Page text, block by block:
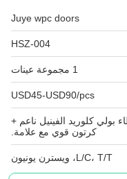
Juye wpc doors
HSZ-004
1 مجموعة عينات
USD45-USD90/pcs
بولي كلوريد الفينيل ناعم +
كرتون قوي مع علامة.
L/C، T/T، ويسترن يونيون